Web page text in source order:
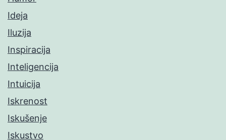
Ideja
Iluzija
Inspiracija
Inteligencija
Intuicija
Iskrenost
Iskušenje
Iskustvo